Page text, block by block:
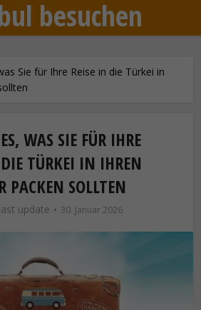
besuchen
Sie für Ihre Reise in die Türkei in
WAS SIE FÜR IHRE
TÜRKEI IN IHREN
PACKEN SOLLTEN
update 30. Januar 2026